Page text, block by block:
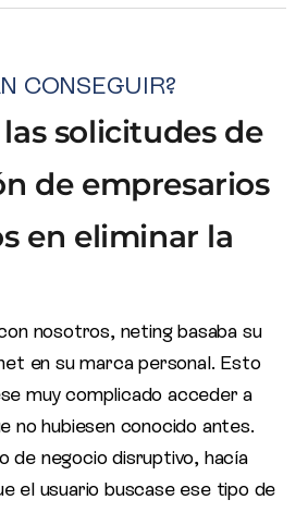
CONSEGUIR?
solicitudes de
de empresarios
en eliminar la
nosotros, neting basaba su
en su marca personal. Esto
muy complicado acceder a
no hubiesen conocido antes.
de negocio disruptivo, hacía
el usuario buscase ese tipo de